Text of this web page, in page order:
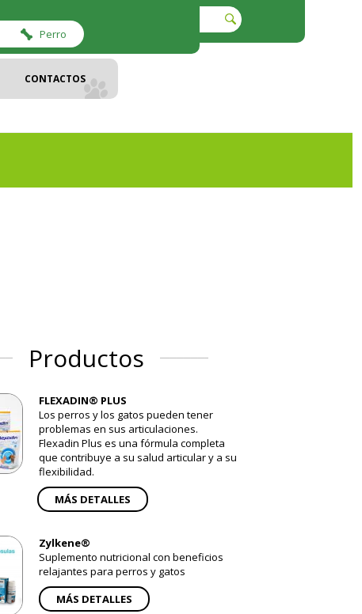
Perro
CONTACTOS
Productos
FLEXADIN® PLUS
Los perros y los gatos pueden tener
problemas en sus articulaciones.
Flexadin Plus es una fórmula completa
que contribuye a su salud articular y a su
flexibilidad.
MÁS DETALLES
Zylkene®
Suplemento nutricional con beneficios
relajantes para perros y gatos
MÁS DETALLES